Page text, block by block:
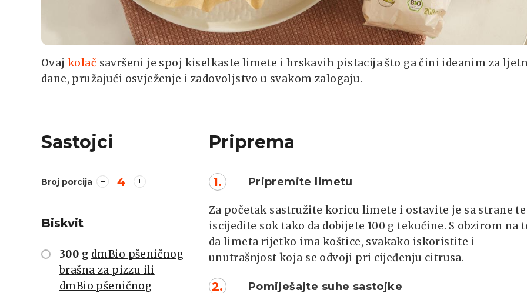
Ovajkolač savršeni je spoj kiselkaste limete i hrskavih pistacija što ga čini ideanim za
dane, pružajući osvježenje i zadovoljstvo u svakom zalogaju.
Sastojci
Broj porcija 4
Biskvit
300 g dmBio pšeničnog
brašna za pizzu ili
dmBio pšeničnog
Priprema
1. Pripremite limetu
Za početak sastružite koricu limete i ostavite je sa strane te
iscijedite sok tako da dobijete 100 g tekućine. S obzirom na
da limeta rijetko ima koštice, svakako iskoristite i
unutrašnjost koja se odvoji pri cijeđenju citrusa.
2. Pomiješajte suhe sastojke